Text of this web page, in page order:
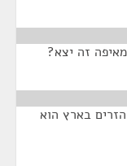
בארץ הוא